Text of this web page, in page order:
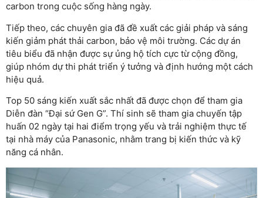
carbon trong cuộc sống hàng ngày.
Tiếp theo, các chuyên gia đã đề xuất các giải pháp và sáng
kiến giảm phát thải carbon, bảo vệ môi trường. Các dự án
tiêu biểu đã nhận được sự ủng hộ tích cực từ cộng đồng,
giúp nhóm dự thi phát triển ý tưởng và định hướng một cách
hiệu quả.
Top 50 sáng kiến xuất sắc nhất đã được chọn để tham gia
Diễn đàn “Đại sứ Gen G”. Thí sinh sẽ tham gia chuyến tập
huấn 02 ngày tại hai điểm trọng yếu và trải nghiệm thực tế
tại nhà máy của Panasonic, nhằm trang bị kiến thức và kỹ
năng cá nhân.